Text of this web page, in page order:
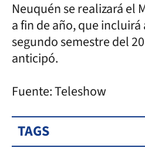
Neuquén se realizará el
a fin de año, que
segundo semestre del
anticipó.
Fuente: Teleshow
TAGS